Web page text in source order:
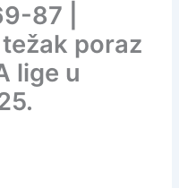
87 |
poraz
lige u